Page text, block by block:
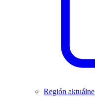
Región aktuálne